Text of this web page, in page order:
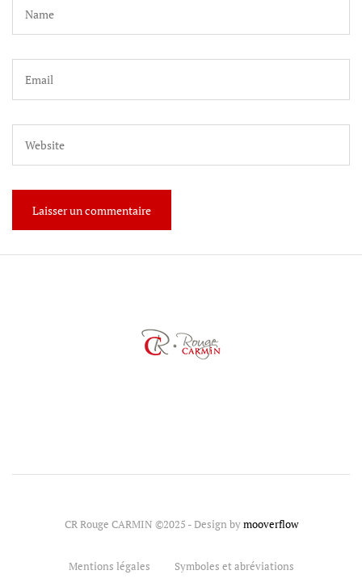
CR Rouge CARMIN ©2025 - Design bymooverflow
Mentions légales Symboles et abréviations